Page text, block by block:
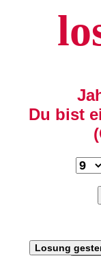
Du bist
Losung